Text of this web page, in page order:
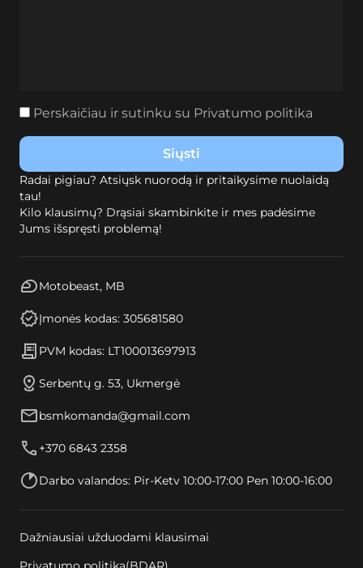
Radai pigiau? Atsiųsk nuorodą ir pritaikysime nuolaidą
tau!
Kilo klausimų? Drąsiai skambinkite ir mes padėsime
Jums išspręsti problemą!
Motobeast, MB
Įmonės kodas: 305681580
PVM kodas: LT100013697913
Serbentų g. 53, Ukmergė
bsmkomanda@gmail.com
+370 6843 2358
Darbo valandos: Pir-Ketv 10:00-17:00 Pen 10:00-16:00
Dažniausiai užduodami klausimai
Perskaičiau ir sutinku su Privatumo politika